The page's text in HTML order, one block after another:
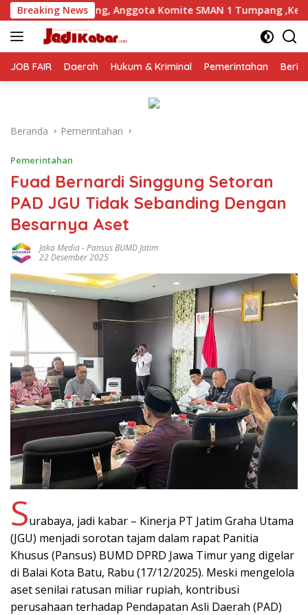
Langsung
ke
konten
Breaking News
Komite SMAN 1 Tumpang ,Ketua DPD IWOI Buka suara
JOB FAIR Daerah Hukum & Kriminal Pemerintahan
Beranda Pemerintahan
Pemerintahan
Fuad Bernardi Singgung Setoran
PAD JGU Tidak Sebanding Dengan
Besarnya Aset
Jaka Media-Pansus BUMD Jatim
22 Desember 2025
Surabaya, jadi kabar – Kinerja PT Jatim Graha Utama
(JGU) menjadi sorotan tajam dalam rapat Panitia
Khusus (Pansus) BUMD DPRD Jawa Timur yang digelar
di Balai Kota Batu, Rabu (17/12/2025). Meski mengelola
aset senilai ratusan miliar rupiah, kontribusi
perusahaan terhadap Pendapatan Asli Daerah (PAD)